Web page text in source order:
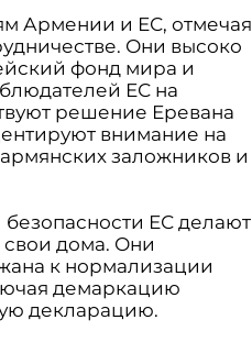
Армении и ЕС, отмечая
Они высоко
фонд мира и
ЕС на
решение Еревана
внимание на
заложников и
ЕС делают
свои дома. Они
к нормализации
демаркацию
декларацию.